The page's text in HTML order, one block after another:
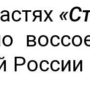
России